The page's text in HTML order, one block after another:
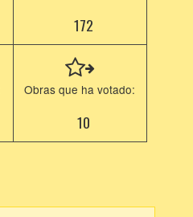
172
Obras que ha votado:
10